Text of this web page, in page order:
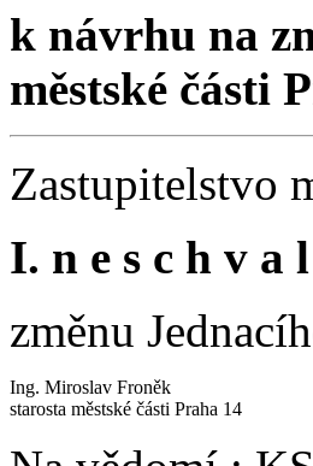
k návrhu na
městské části
Zastupitelstvo
I. n e s c h v a
změnu
Ing. Miroslav Froněk
starosta městské části Praha 14